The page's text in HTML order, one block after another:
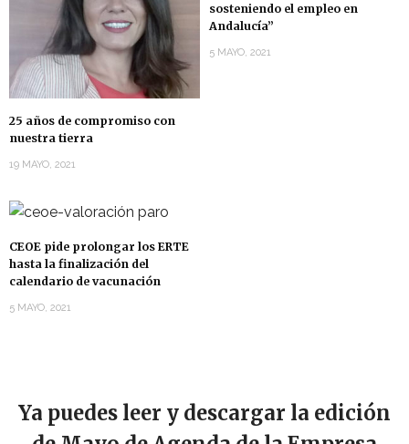
25 años de compromiso con
nuestra tierra
19 MAYO, 2021
sosteniendo el empleo en
Andalucía”
5 MAYO, 2021
CEOE pide prolongar los ERTE
hasta la finalización del
calendario de vacunación
5 MAYO, 2021
Ya puedes leer y descargar la edición